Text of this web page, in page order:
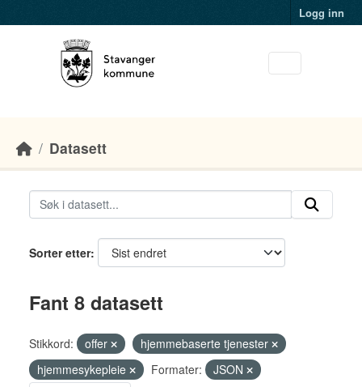
Logg inn
Datasett
Sorter etter
Fant 8 datasett
Stikkord: offer
hjemmebaserte tjenester
hjemmesykepleie
Formater:
JSON